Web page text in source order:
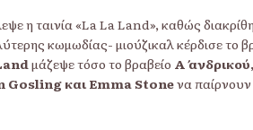
η ταινία «La La Land», καθώς
κωμωδίας- μιούζικαλ κέρδισε το
μάζεψε τόσο το βραβείο Α΄
Gosling και Emma Stoneνα